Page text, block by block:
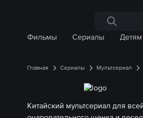
Поиск по
Фильмы
Сериалы Детям
Главная Сериалы Мультсериал
Китайский мультсериал для